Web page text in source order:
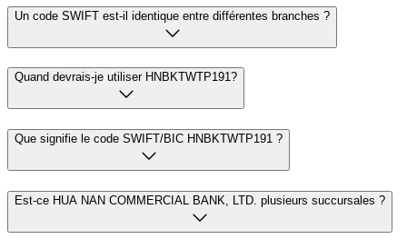
Un code SWIFT est-il identique entre différentes branches ?
Quand devrais-je utiliser HNBKTWTP191?
Que signifie le code SWIFT/BIC HNBKTWTP191 ?
Est-ce HUA NAN COMMERCIAL BANK, LTD. plusieurs succursales ?